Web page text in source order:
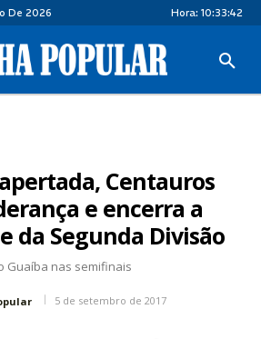
De 2026 Hora: 10:33:42
Centauros
e encerra a
da Segunda Divisão
Guaíba nas semifinais
5 de setembro de 2017